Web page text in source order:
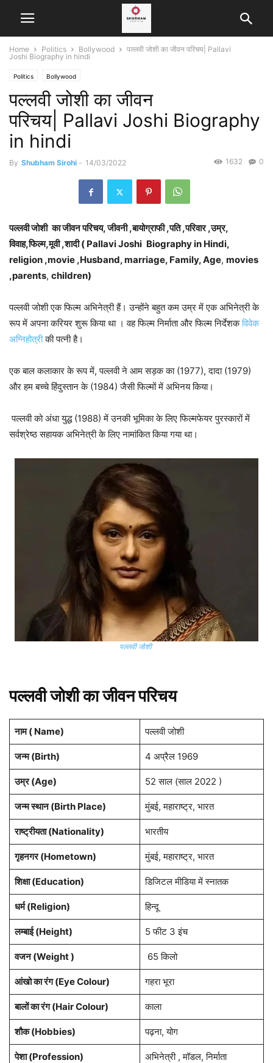
Home Politics Bollywood
पल्लवी जोशी का जीवन परिचय| Pallavi
Joshi Biography in hindi
Politics Bollywood
पल्लवी जोशी का जीवन
परिचय| Pallavi Joshi Biography
in hindi
By Shubham Sirohi - 14/03/2022 0
1632
पल्लवी जोशी का जीवन परिचय, जीवनी ,बायोग्राफी ,पति ,परिवार ,उम्र,
विवाह,फिल्म,मूवी ,शादी ( Pallavi Joshi Biography in Hindi,
religion ,movie ,Husband, marriage, Family, Age, movies
,parents, children)
पल्लवी जोशी एक फिल्म अभिनेत्री हैं। उन्होंने बहुत कम उम्र में एक अभिनेत्री के
रूप में अपना करियर शुरू किया था । वह फिल्म निर्माता और फिल्म निर्देशकविवेक
अग्निहोत्रीकी पत्नी है।
एक बाल कलाकार के रूप में, पल्लवी ने आम सड़क का (1977), दादा (1979)
और हम बच्चे हिंदुस्तान के (1984) जैसी फिल्मों में अभिनय किया।
पल्लवी को अंधा युद्ध (1988) में उनकी भूमिका के लिए फिल्मफेयर पुरस्कारों में
सर्वश्रेष्ठ सहायक अभिनेत्री के लिए नामांकित किया गया था।
पल्लवी जोशी
पल्लवी जोशी का जीवन परिचय
नाम ( Name) पल्लवी जोशी
जन्म (Birth) 4 अप्रैल 1969
उम्र (Age) 52 साल (साल 2022 )
जन्म स्थान (Birth Place) मुंबई, महाराष्ट्र, भारत
राष्ट्रीयता (Nationality) भारतीय
गृहनगर (Hometown) मुंबई, महाराष्ट्र, भारत
शिक्षा (Education) डिजिटल मीडिया में स्नातक
धर्म (Religion) हिन्दू
लम्बाई (Height) 5 फीट 3 इंच
वजन (Weight ) 65 किलो
आंखो का रंग (Eye Colour) गहरा भूरा
बालों का रंग (Hair Colour) काला
शौक (Hobbies) पढ़ना, योग
पेशा (Profession) अभिनेत्री , मॉडल, निर्माता